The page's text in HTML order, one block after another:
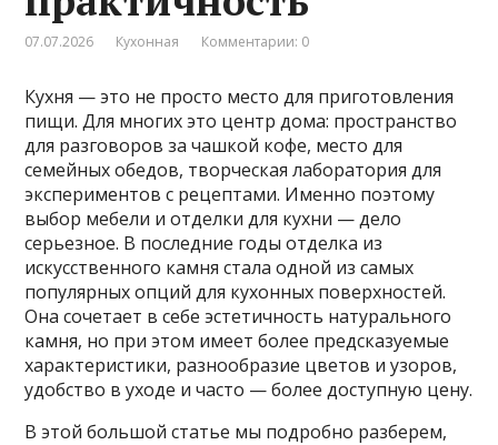
07.07.2026 Кухонная Комментарии: 0
Кухня — это не просто место для приготовления
пищи. Для многих это центр дома: пространство
для разговоров за чашкой кофе, место для
семейных обедов, творческая лаборатория для
экспериментов с рецептами. Именно поэтому
выбор мебели и отделки для кухни — дело
серьезное. В последние годы отделка из
искусственного камня стала одной из самых
популярных опций для кухонных поверхностей.
Она сочетает в себе эстетичность натурального
камня, но при этом имеет более предсказуемые
характеристики, разнообразие цветов и узоров,
удобство в уходе и часто — более доступную цену.
В этой большой статье мы подробно разберем,